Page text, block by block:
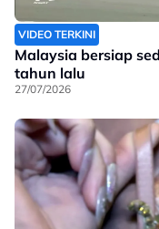
VIDEO TERKINI
Malaysia bersiap
tahun lalu
27/07/2026